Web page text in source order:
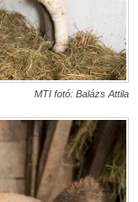
MTI fotó: Balázs Attila